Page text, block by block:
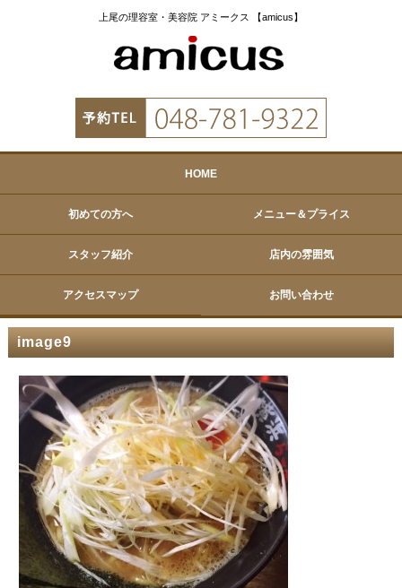
上尾の理容室・美容院 アミークス 【amicus】
HOME
初めての方へ メニュー＆プライス
スタッフ紹介 店内の雰囲気
アクセスマップ お問い合わせ
image9